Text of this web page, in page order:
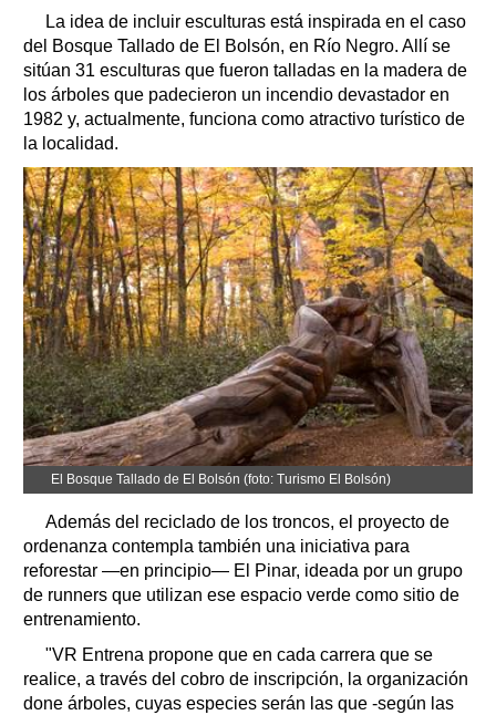
La idea de incluir esculturas está inspirada en el caso
del Bosque Tallado de El Bolsón, en Río Negro. Allí se
sitúan 31 esculturas que fueron talladas en la madera de
los árboles que padecieron un incendio devastador en
1982 y, actualmente, funciona como atractivo turístico de
la localidad.
El Bosque Tallado de El Bolsón (foto: Turismo El Bolsón)
Además del reciclado de los troncos, el proyecto de
ordenanza contempla también una iniciativa para
reforestar —en principio— El Pinar, ideada por un grupo
de runners que utilizan ese espacio verde como sitio de
entrenamiento.
"VR Entrena propone que en cada carrera que se
realice, a través del cobro de inscripción, la organización
done árboles, cuyas especies serán las que -según las